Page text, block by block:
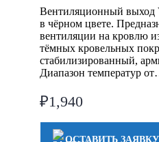
Вентиляционный
в чёрном цвете.
вентиляции на кровлю
тёмных кровельных
стабилизированный,
Диапазон температур
₽1,940
ОСТАВИТЬ ЗАЯВКУ